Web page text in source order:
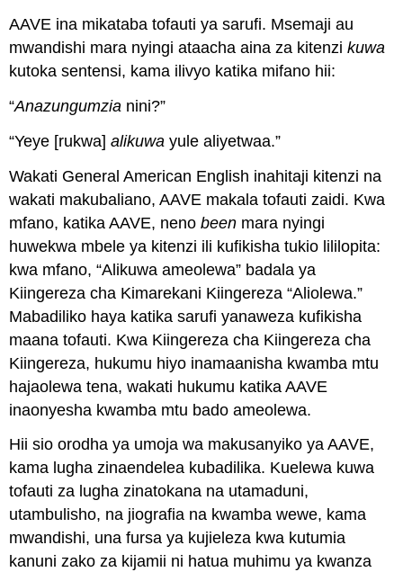
AAVE ina mikataba tofauti ya sarufi. Msemaji au
mwandishi mara nyingi ataacha aina za kitenzikuwa
kutoka sentensi, kama ilivyo katika mifano hii:
“Anazungumzia nini?”
“Yeye [rukwa]alikuwa yule aliyetwaa.”
Wakati General American English inahitaji kitenzi na
wakati makubaliano, AAVE makala tofauti zaidi. Kwa
mfano, katika AAVE, nenobeen mara nyingi
huwekwa mbele ya kitenzi ili kufikisha tukio lililopita:
kwa mfano, “Alikuwa ameolewa” badala ya
Kiingereza cha Kimarekani Kiingereza “Aliolewa.”
Mabadiliko haya katika sarufi yanaweza kufikisha
maana tofauti. Kwa Kiingereza cha Kiingereza cha
Kiingereza, hukumu hiyo inamaanisha kwamba mtu
hajaolewa tena, wakati hukumu katika AAVE
inaonyesha kwamba mtu bado ameolewa.
Hii sio orodha ya umoja wa makusanyiko ya AAVE,
kama lugha zinaendelea kubadilika. Kuelewa kuwa
tofauti za lugha zinatokana na utamaduni,
utambulisho, na jiografia na kwamba wewe, kama
mwandishi, una fursa ya kujieleza kwa kutumia
kanuni zako za kijamii ni hatua muhimu ya kwanza